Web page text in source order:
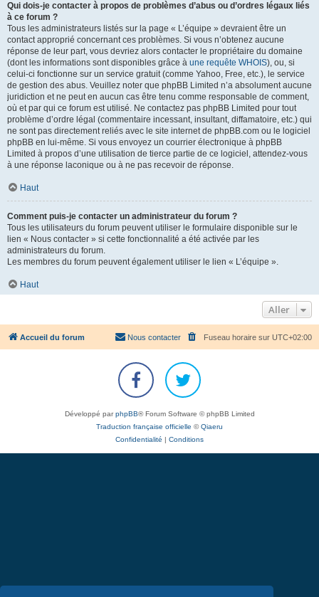
Qui dois-je contacter à propos de problèmes d’abus ou d’ordres légaux liés
à ce forum ?
Tous les administrateurs listés sur la page « L’équipe » devraient être un
contact approprié concernant ces problèmes. Si vous n’obtenez aucune
réponse de leur part, vous devriez alors contacter le propriétaire du domaine
(dont les informations sont disponibles grâce à une requête WHOIS), ou, si
celui-ci fonctionne sur un service gratuit (comme Yahoo, Free, etc.), le service
de gestion des abus. Veuillez noter que phpBB Limited n’a absolument aucune
juridiction et ne peut en aucun cas être tenu comme responsable de comment,
où et par qui ce forum est utilisé. Ne contactez pas phpBB Limited pour tout
problème d’ordre légal (commentaire incessant, insultant, diffamatoire, etc.) qui
ne sont pas directement reliés avec le site internet de phpBB.com ou le logiciel
phpBB en lui-même. Si vous envoyez un courrier électronique à phpBB
Limited à propos d’une utilisation de tierce partie de ce logiciel, attendez-vous
à une réponse laconique ou à ne pas recevoir de réponse.
Haut
Comment puis-je contacter un administrateur du forum ?
Tous les utilisateurs du forum peuvent utiliser le formulaire disponible sur le
lien « Nous contacter » si cette fonctionnalité a été activée par les
administrateurs du forum.
Les membres du forum peuvent également utiliser le lien « L’équipe ».
Haut
Aller
Accueil du forum Fuseau horaire sur UTC+02:00
Nous contacter
Développé parphpBB® Forum Software © phpBB Limited
Traduction française officielle ©Qiaeru
Confidentialité
Conditions